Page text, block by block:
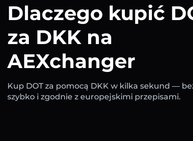
Dlaczego kupić
za DKK na
AEXchanger
Kup DOT za pomocą DKK w kilka sekund —
szybko i zgodnie z europejskimi przepisami.